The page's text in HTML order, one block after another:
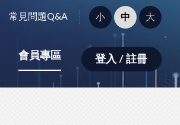
常見問題Q&A
字
型
小：
小 中 大
會員專區 登入 / 註冊